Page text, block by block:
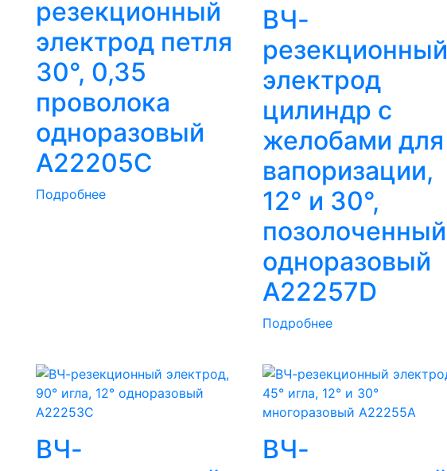
резекционный
электрод петля
30°, 0,35
проволока
одноразовый
A22205C
Подробнее
ВЧ-
резекционный
электрод
цилиндр с
желобами для
вапоризации,
12° и 30°,
позолоченный
одноразовый
A22257D
Подробнее
ВЧ-
ВЧ-